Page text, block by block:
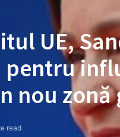
UE,
pentru
nou zonă
read